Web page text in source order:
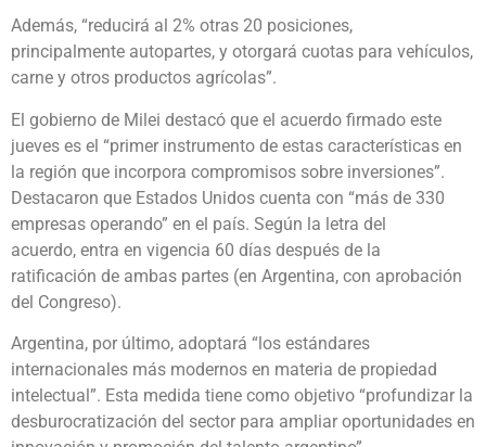
Además, “reducirá al 2% otras 20 posiciones,
principalmente autopartes, y otorgará cuotas para vehículos,
carne y otros productos agrícolas”.
El gobierno de Milei destacó que el acuerdo firmado este
jueves es el “primer instrumento de estas características en
la región que incorpora compromisos sobre inversiones”.
Destacaron que Estados Unidos cuenta con “más de 330
empresas operando” en el país. Según la letra del
acuerdo, entra en vigencia 60 días después de la
ratificación de ambas partes (en Argentina, con aprobación
del Congreso).
Argentina, por último, adoptará “los estándares
internacionales más modernos en materia de propiedad
intelectual”. Esta medida tiene como objetivo “profundizar la
desburocratización del sector para ampliar oportunidades en